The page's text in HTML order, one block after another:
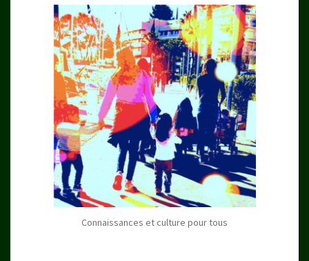
Connaissances et culture pour tous